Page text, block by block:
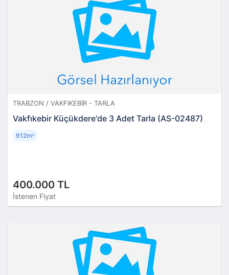
TRABZON / VAKFIKEBIR - TARLA
Vakfıkebir Küçükdere'de 3 Adet Tarla (AS-02487)
400.000 TL
İstenen Fiyat
912m²